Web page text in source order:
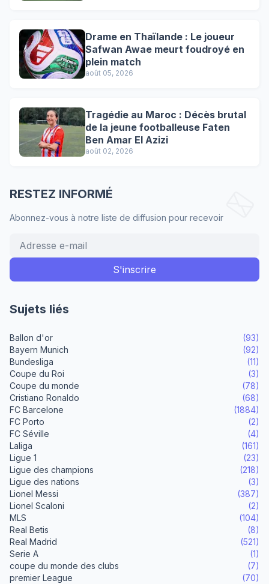
Drame en Thaïlande : Le joueur
Safwan Awae meurt foudroyé en
plein match
août 05, 2026
Tragédie au Maroc : Décès brutal
de la jeune footballeuse Faten
Ben Amar El Azizi
août 02, 2026
RESTEZ INFORMÉ
Abonnez-vous à notre liste de diffusion pour recevoir
Sujets liés
Ballon d'or
(93)
Bayern Munich
(92)
Bundesliga
(11)
Coupe du Roi
(3)
Coupe du monde
(78)
Cristiano Ronaldo
(68)
FC Barcelone
(1884)
FC Porto
(2)
FC Séville
(4)
Laliga
(161)
Ligue 1
(23)
Ligue des champions
(218)
Ligue des nations
(3)
Lionel Messi
(387)
Lionel Scaloni
(2)
MLS
(104)
Real Betis
(8)
Real Madrid
(521)
Serie A
(1)
coupe du monde des clubs
(7)
premier League
(70)